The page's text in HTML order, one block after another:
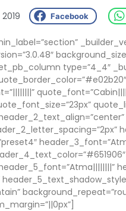
Facebook
type=”4_4″